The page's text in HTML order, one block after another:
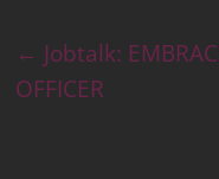
← Jobtalk:
OFFICER